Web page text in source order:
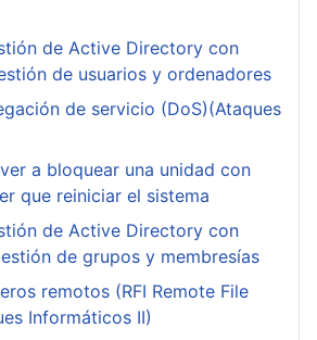
de Active Directory con
de usuarios y ordenadores
de servicio (DoS)(Ataques
a bloquear una unidad con
que reiniciar el sistema
de Active Directory con
de grupos y membresías
remotos (RFI Remote File
Informáticos II)